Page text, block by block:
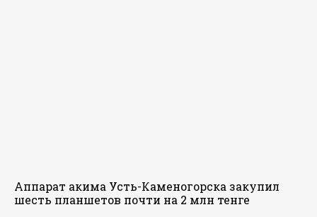
Аппарат акима Усть-Каменогорска закупил
шесть планшетов почти на 2 млн тенге